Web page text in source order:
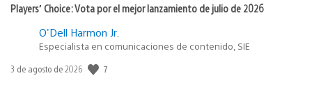
Players’ Choice: Vota por el mejor lanzamiento de julio de 2026
O'Dell Harmon Jr.
Especialista en comunicaciones de contenido, SIE
Fecha
3 de agosto de 2026 7